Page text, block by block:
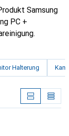
Samsung
PC +
Halterung